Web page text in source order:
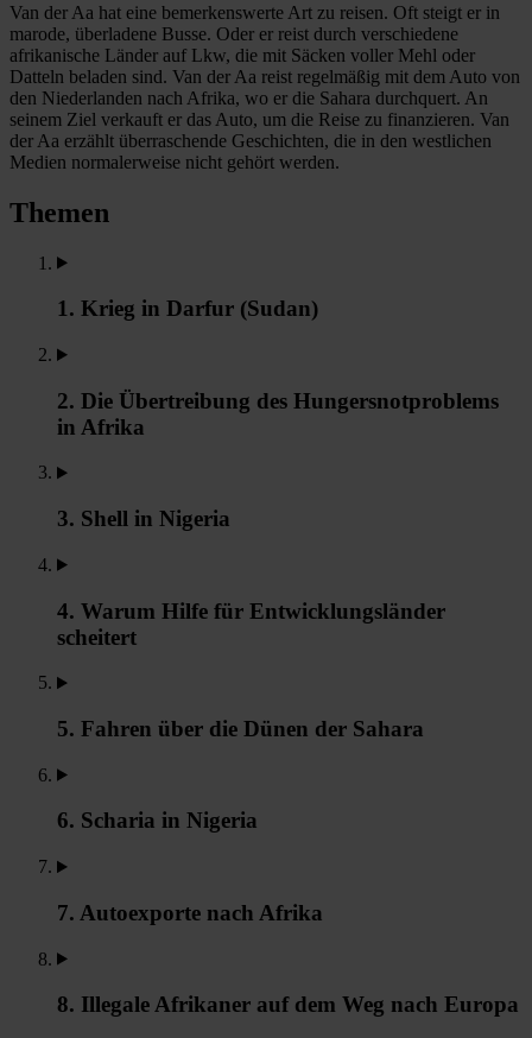
Van der Aa hat eine bemerkenswerte Art zu reisen. Oft steigt er in
marode, überladene Busse. Oder er reist durch verschiedene
afrikanische Länder auf Lkw, die mit Säcken voller Mehl oder
Datteln beladen sind. Van der Aa reist regelmäßig mit dem Auto von
den Niederlanden nach Afrika, wo er die Sahara durchquert. An
seinem Ziel verkauft er das Auto, um die Reise zu finanzieren. Van
der Aa erzählt überraschende Geschichten, die in den westlichen
Medien normalerweise nicht gehört werden.
Themen
1. Krieg in Darfur (Sudan)
2. Die Übertreibung des Hungersnotproblems
in Afrika
3. Shell in Nigeria
4. Warum Hilfe für Entwicklungsländer
scheitert
5. Fahren über die Dünen der Sahara
6. Scharia in Nigeria
7. Autoexporte nach Afrika
8. Illegale Afrikaner auf dem Weg nach Europa